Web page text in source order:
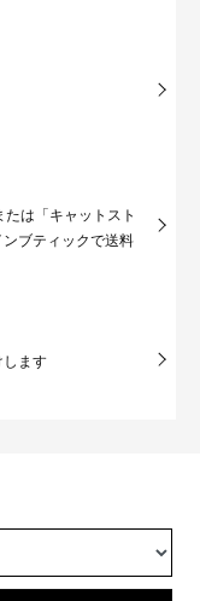
は「キャットスト
ブティックで送料
ます